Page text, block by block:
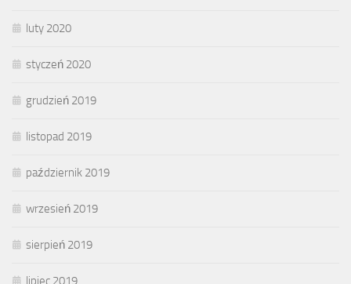
luty 2020
styczeń 2020
grudzień 2019
listopad 2019
październik 2019
wrzesień 2019
sierpień 2019
lipiec 2019